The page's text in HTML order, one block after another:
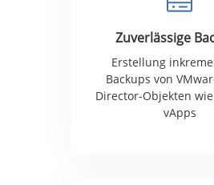
Zuverlässige
Erstellung
Backups von
Director-Objekten
vApps